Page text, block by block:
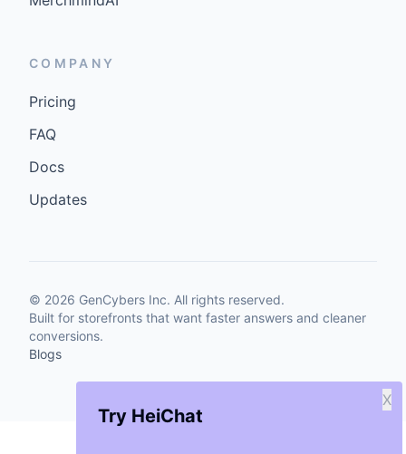
Try HeiChat
X
COMPANY
Pricing
FAQ
Docs
Updates
© 2026 GenCybers Inc. All rights reserved.
Built for storefronts that want faster answers and cleaner
conversions.
Blogs